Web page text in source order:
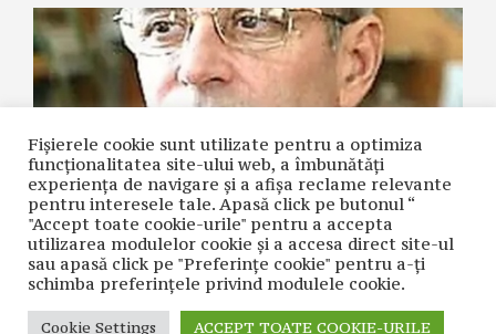
NICOLAE GRIGORIE LĂCRIȚA – Crime premeditate prin
diagnostice false și tratamente inutile
Fișierele cookie sunt utilizate pentru a optimiza
funcţionalitatea site-ului web, a îmbunătăţi
experienţa de navigare şi a afişa reclame relevante
pentru interesele tale. Apasă click pe butonul “
"Accept toate cookie-urile" pentru a accepta
utilizarea modulelor cookie şi a accesa direct site-ul
sau apasă click pe "Preferințe cookie" pentru a-ţi
schimba preferinţele privind modulele cookie.
Cookie Settings ACCEPT TOATE COOKIE-URILE